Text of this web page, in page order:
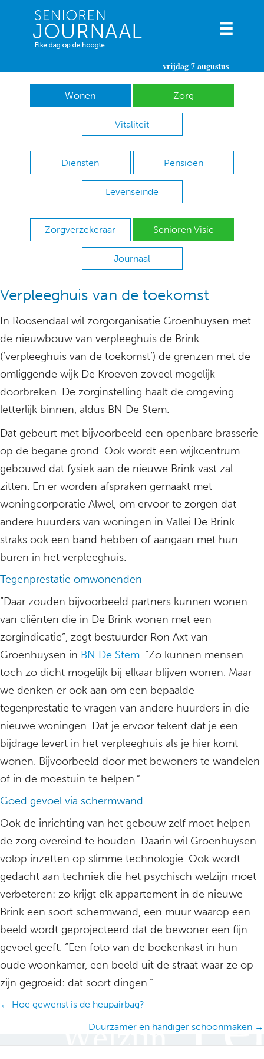
vrijdag 7 augustus
Wonen Zorg
Vitaliteit
Diensten Pensioen
Levenseinde
Zorgverzekeraar Senioren Visie
Journaal
Verpleeghuis van de toekomst
In Roosendaal wil zorgorganisatie Groenhuysen met
de nieuwbouw van verpleeghuis de Brink
(‘verpleeghuis van de toekomst’) de grenzen met de
omliggende wijk De Kroeven zoveel mogelijk
doorbreken. De zorginstelling haalt de omgeving
letterlijk binnen, aldus BN De Stem.
Dat gebeurt met bijvoorbeeld een openbare brasserie
op de begane grond. Ook wordt een wijkcentrum
gebouwd dat fysiek aan de nieuwe Brink vast zal
zitten. En er worden afspraken gemaakt met
woningcorporatie Alwel, om ervoor te zorgen dat
andere huurders van woningen in Vallei De Brink
straks ook een band hebben of aangaan met hun
buren in het verpleeghuis.
Tegenprestatie omwonenden
“Daar zouden bijvoorbeeld partners kunnen wonen
van cliënten die in De Brink wonen met een
zorgindicatie”, zegt bestuurder Ron Axt van
Groenhuysen in BN De Stem. “Zo kunnen mensen
toch zo dicht mogelijk bij elkaar blijven wonen. Maar
we denken er ook aan om een bepaalde
tegenprestatie te vragen van andere huurders in die
nieuwe woningen. Dat je ervoor tekent dat je een
bijdrage levert in het verpleeghuis als je hier komt
wonen. Bijvoorbeeld door met bewoners te wandelen
of in de moestuin te helpen.”
Goed gevoel via schermwand
Ook de inrichting van het gebouw zelf moet helpen
de zorg overeind te houden. Daarin wil Groenhuysen
volop inzetten op slimme technologie. Ook wordt
gedacht aan techniek die het psychisch welzijn moet
verbeteren: zo krijgt elk appartement in de nieuwe
Brink een soort schermwand, een muur waarop een
beeld wordt geprojecteerd dat de bewoner een fijn
gevoel geeft. “Een foto van de boekenkast in hun
oude woonkamer, een beeld uit de straat waar ze op
zijn gegroeid: dat soort dingen.”
Posts
← Hoe gewenst is de heupairbag?
Duurzamer en handiger schoonmaken →